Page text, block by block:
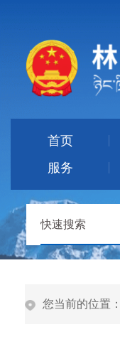
首页
服务
您当前的位置：